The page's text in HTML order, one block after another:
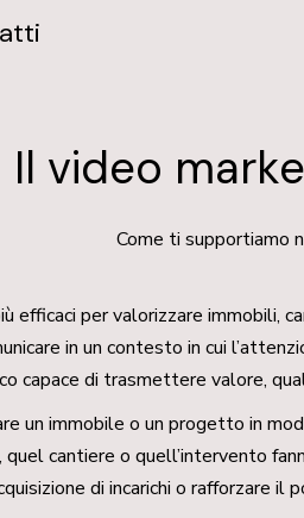
Il video
Come ti supportiamo
efficaci per valorizzare immobili,
in un contesto in cui
di trasmettere valore,
immobile o un progetto in
cantiere o quell’intervento
di incarichi o rafforzare il